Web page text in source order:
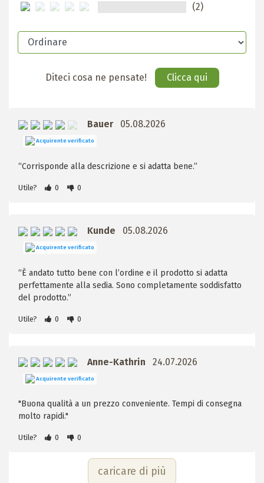
(2)
Diteci cosa ne pensate! Clicca qui
Bauer 05.08.2026
Acquirente verificato
“Corrisponde alla descrizione e si adatta bene.”
Utile? 0 0
Kunde 05.08.2026
Acquirente verificato
“È andato tutto bene con l’ordine e il prodotto si adatta
perfettamente alla sedia. Sono completamente soddisfatto
del prodotto.”
Utile? 0 0
Anne-Kathrin 24.07.2026
Acquirente verificato
"Buona qualità a un prezzo conveniente. Tempi di consegna
molto rapidi."
Utile? 0 0
caricare di più